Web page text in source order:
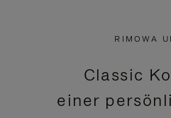
PAUSIERT,
BITTE
KLICKEN
SIE
RIMOWA
Classic
einer